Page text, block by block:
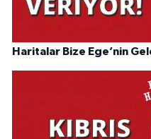
Haritalar Bize Ege’nin